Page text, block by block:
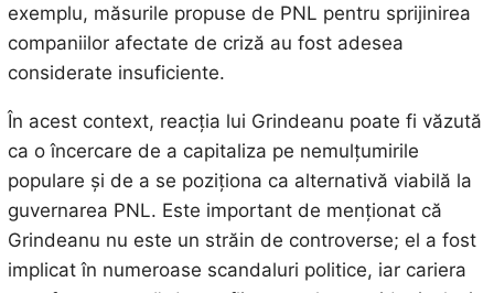
exemplu, măsurile propuse de PNL pentru sprijinirea
companiilor afectate de criză au fost adesea
considerate insuficiente.
În acest context, reacția lui Grindeanu poate fi văzută
ca o încercare de a capitaliza pe nemulțumirile
populare și de a se poziționa ca alternativă viabilă la
guvernarea PNL. Este important de menționat că
Grindeanu nu este un străin de controverse; el a fost
implicat în numeroase scandaluri politice, iar cariera